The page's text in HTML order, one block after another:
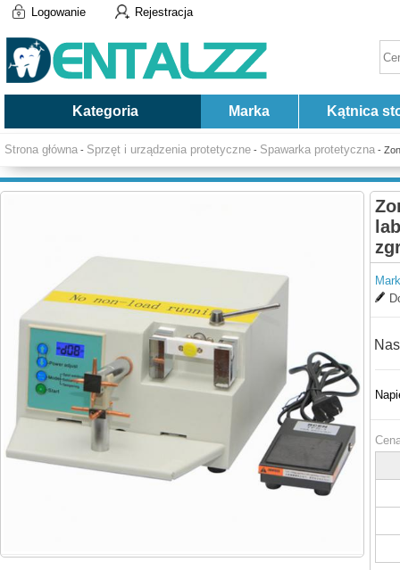
Logowanie Rejestracja
Kategoria Marka Kątnica
Strona główna - Sprzęt i urządzenia protetyczne - Spawarka protetyczna -